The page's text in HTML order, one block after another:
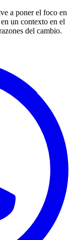
a poner el foco en
un contexto en el
del cambio.